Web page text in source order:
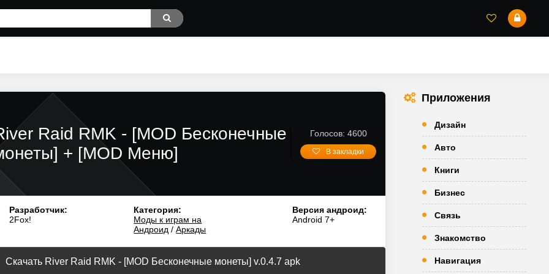
Raid RMK - [MOD Бесконечные
+ [MOD Меню]
Голосов: 4600
В закладки
Разработчик:
2Fox!
Категория:
Моды к играм на
Андроид /Аркады
Версия андроид:
Android 7+
Скачать River Raid RMK - [MOD Бесконечные монеты] v.0.4.7 apk
Приложения
Дизайн
Авто
Книги
Бизнес
Связь
Знакомство
Навигация